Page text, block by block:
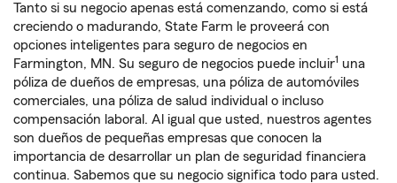
Tanto si su negocio apenas está comenzando, como si está
creciendo o madurando, State Farm le proveerá con
opciones inteligentes para seguro de negocios en
Farmington, MN. Su seguro de negocios puede incluir1 una
póliza de dueños de empresas, una póliza de automóviles
comerciales, una póliza de salud individual o incluso
compensación laboral. Al igual que usted, nuestros agentes
son dueños de pequeñas empresas que conocen la
importancia de desarrollar un plan de seguridad financiera
continua. Sabemos que su negocio significa todo para usted.